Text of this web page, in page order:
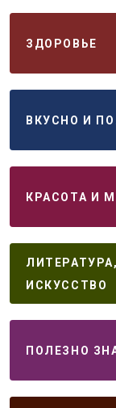
ЗДОРОВЬЕ
ВКУСНО И
КРАСОТА И
ИСКУССТВО
ПОЛЕЗНО